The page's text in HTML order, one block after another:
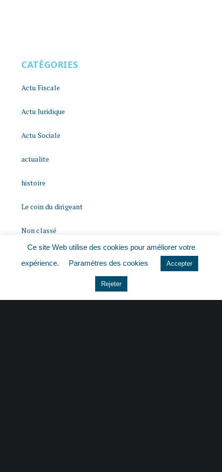
CATÉGORIES
Actu Fiscale
Actu Juridique
Actu Sociale
actualite
histoire
Le coin du dirigeant
Non classé
Ce site Web utilise des cookies pour améliorer votre
expérience.
Paramètres des cookies Accepter
Rejeter